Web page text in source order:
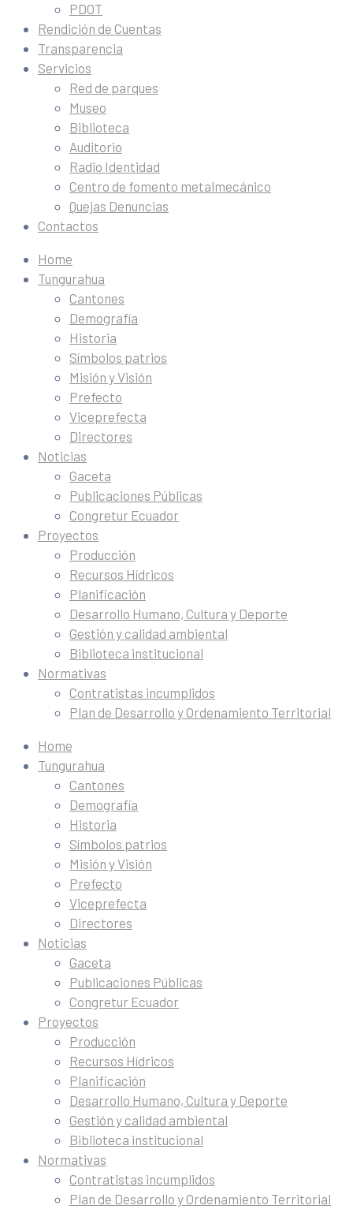
PDOT
Rendición de Cuentas
Transparencia
Servicios
Red de parques
Museo
Biblioteca
Auditorio
Radio Identidad
Centro de fomento metalmecánico
Quejas Denuncias
Contactos
Home
Tungurahua
Cantones
Demografía
Historia
Símbolos patrios
Misión y Visión
Prefecto
Viceprefecta
Directores
Noticias
Gaceta
Publicaciones Públicas
Congretur Ecuador
Proyectos
Producción
Recursos Hídricos
Planificación
Desarrollo Humano, Cultura y Deporte
Gestión y calidad ambiental
Biblioteca institucional
Normativas
Contratistas incumplidos
Plan de Desarrollo y Ordenamiento Territorial
Home
Tungurahua
Cantones
Demografía
Historia
Símbolos patrios
Misión y Visión
Prefecto
Viceprefecta
Directores
Noticias
Gaceta
Publicaciones Públicas
Congretur Ecuador
Proyectos
Producción
Recursos Hídricos
Planificación
Desarrollo Humano, Cultura y Deporte
Gestión y calidad ambiental
Biblioteca institucional
Normativas
Contratistas incumplidos
Plan de Desarrollo y Ordenamiento Territorial